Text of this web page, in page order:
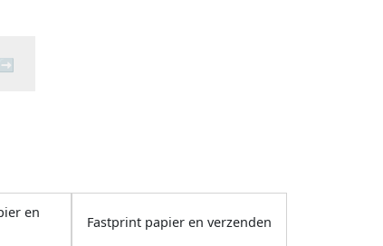
en
Fastprint papier en verzenden